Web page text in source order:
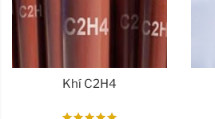
Khí C2H4